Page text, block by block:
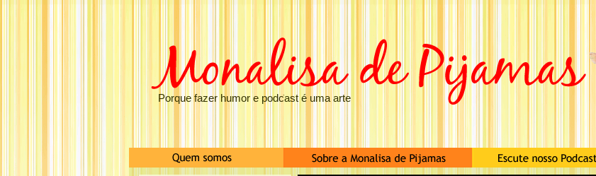
Porque fazer humor e podcast é uma arte